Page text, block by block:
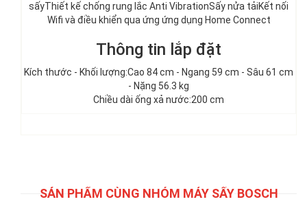
sấyThiết kế chống rung lắc Anti VibrationSấy nửa tảiKết nối
Wifi và điều khiển qua ứng ứng dụng Home Connect
Thông tin lắp đặt
Kích thước - Khối lượng:Cao 84 cm - Ngang 59 cm - Sâu 61 cm
- Nặng 56.3 kg
Chiều dài ống xả nước:200 cm
SẢN PHẨM CÙNG NHÓM MÁY SẤY BOSCH